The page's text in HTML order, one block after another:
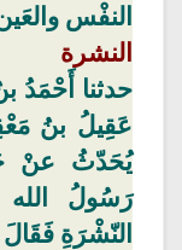
النفْس
النشرة
حدثنا أَحْمَدُ
عَقِيلُ بنُ
يُحَدّثُ عنْ
رَسُولُ
النّشْرَةِ